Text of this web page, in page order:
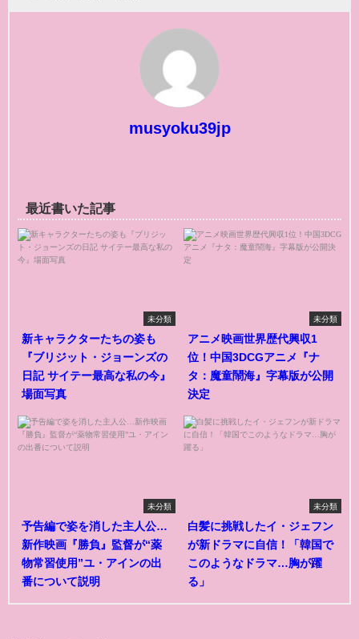
musyoku39jp
最近書いた記事
未分類
新キャラクターたちの姿も
『ブリジット・ジョーンズの
日記 サイテー最高な私の今』
場面写真
未分類
アニメ映画世界歴代興収1
位！中国3DCGアニメ『ナ
タ：魔童鬧海』字幕版が公開
決定
未分類
予告編で姿を消した主人公…
新作映画『勝負』監督が“薬
物常習使用”ユ・アインの出
番について説明
未分類
白髪に挑戦したイ・ジェフン
が新ドラマに自信！「韓国で
このようなドラマ…胸が躍
る」